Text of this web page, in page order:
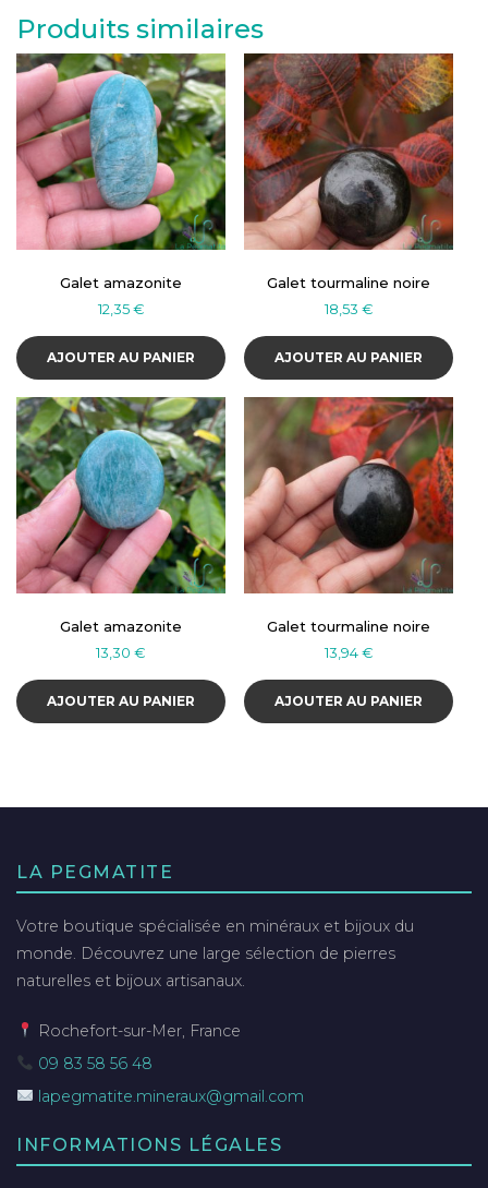
Produits similaires
Galet amazonite
12,35€
AJOUTER AU PANIER
Galet tourmaline noire
18,53 €
AJOUTER AU PANIER
Galet amazonite
13,30€
AJOUTER AU PANIER
Galet tourmaline noire
13,94€
AJOUTER AU PANIER
LA PEGMATITE
Votre boutique spécialisée en minéraux et bijoux du
monde. Découvrez une large sélection de pierres
naturelles et bijoux artisanaux.
Rochefort-sur-Mer, France
09 83 58 56 48
lapegmatite.mineraux@gmail.com
INFORMATIONS LÉGALES